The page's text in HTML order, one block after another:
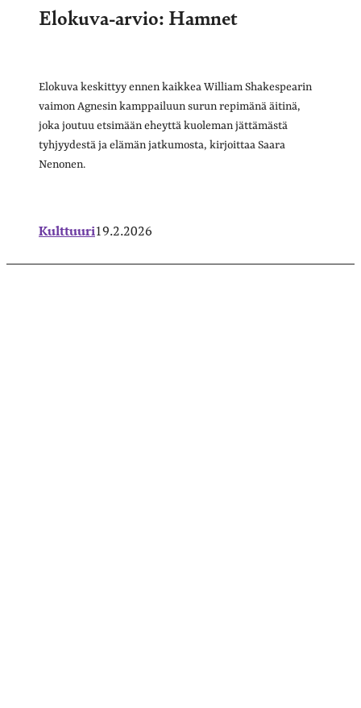
Elokuva-arvio: Hamnet
Elokuva keskittyy ennen kaikkea William Shakespearin
vaimon Agnesin kamppailuun surun repimänä äitinä,
joka joutuu etsimään eheyttä kuoleman jättämästä
tyhjyydestä ja elämän jatkumosta, kirjoittaa Saara
Nenonen.
Kulttuuri19.2.2026